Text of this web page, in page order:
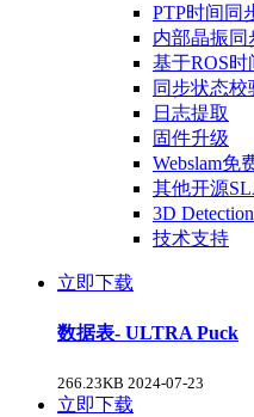
PTP时间同
内部晶振同
基于ROS时
同步状态校
日志提取
固件升级
Webslam免
其他开源
3D
技术支持
立即下载
数据表- ULTRA Puck
266.23KB 2024-07-23
立即下载